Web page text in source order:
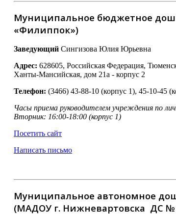
Муниципальное бюджетное
«Филиппок»)
Заведующий Сингизова Юлия Юрьевна
Адрес: 628605, Российская Федерация,
Ханты-Мансийская, дом 21а - корпус 2
Телефон: (3466) 43-88-10 (корпус 1), 45-10-45
Часы приема руководителем учреждения по
Вторник: 16:00-18:00 (корпус 1)
Посетить сайт
Написать письмо
Муниципальное автономное
(МАДОУ г. Нижневартовска ДС №